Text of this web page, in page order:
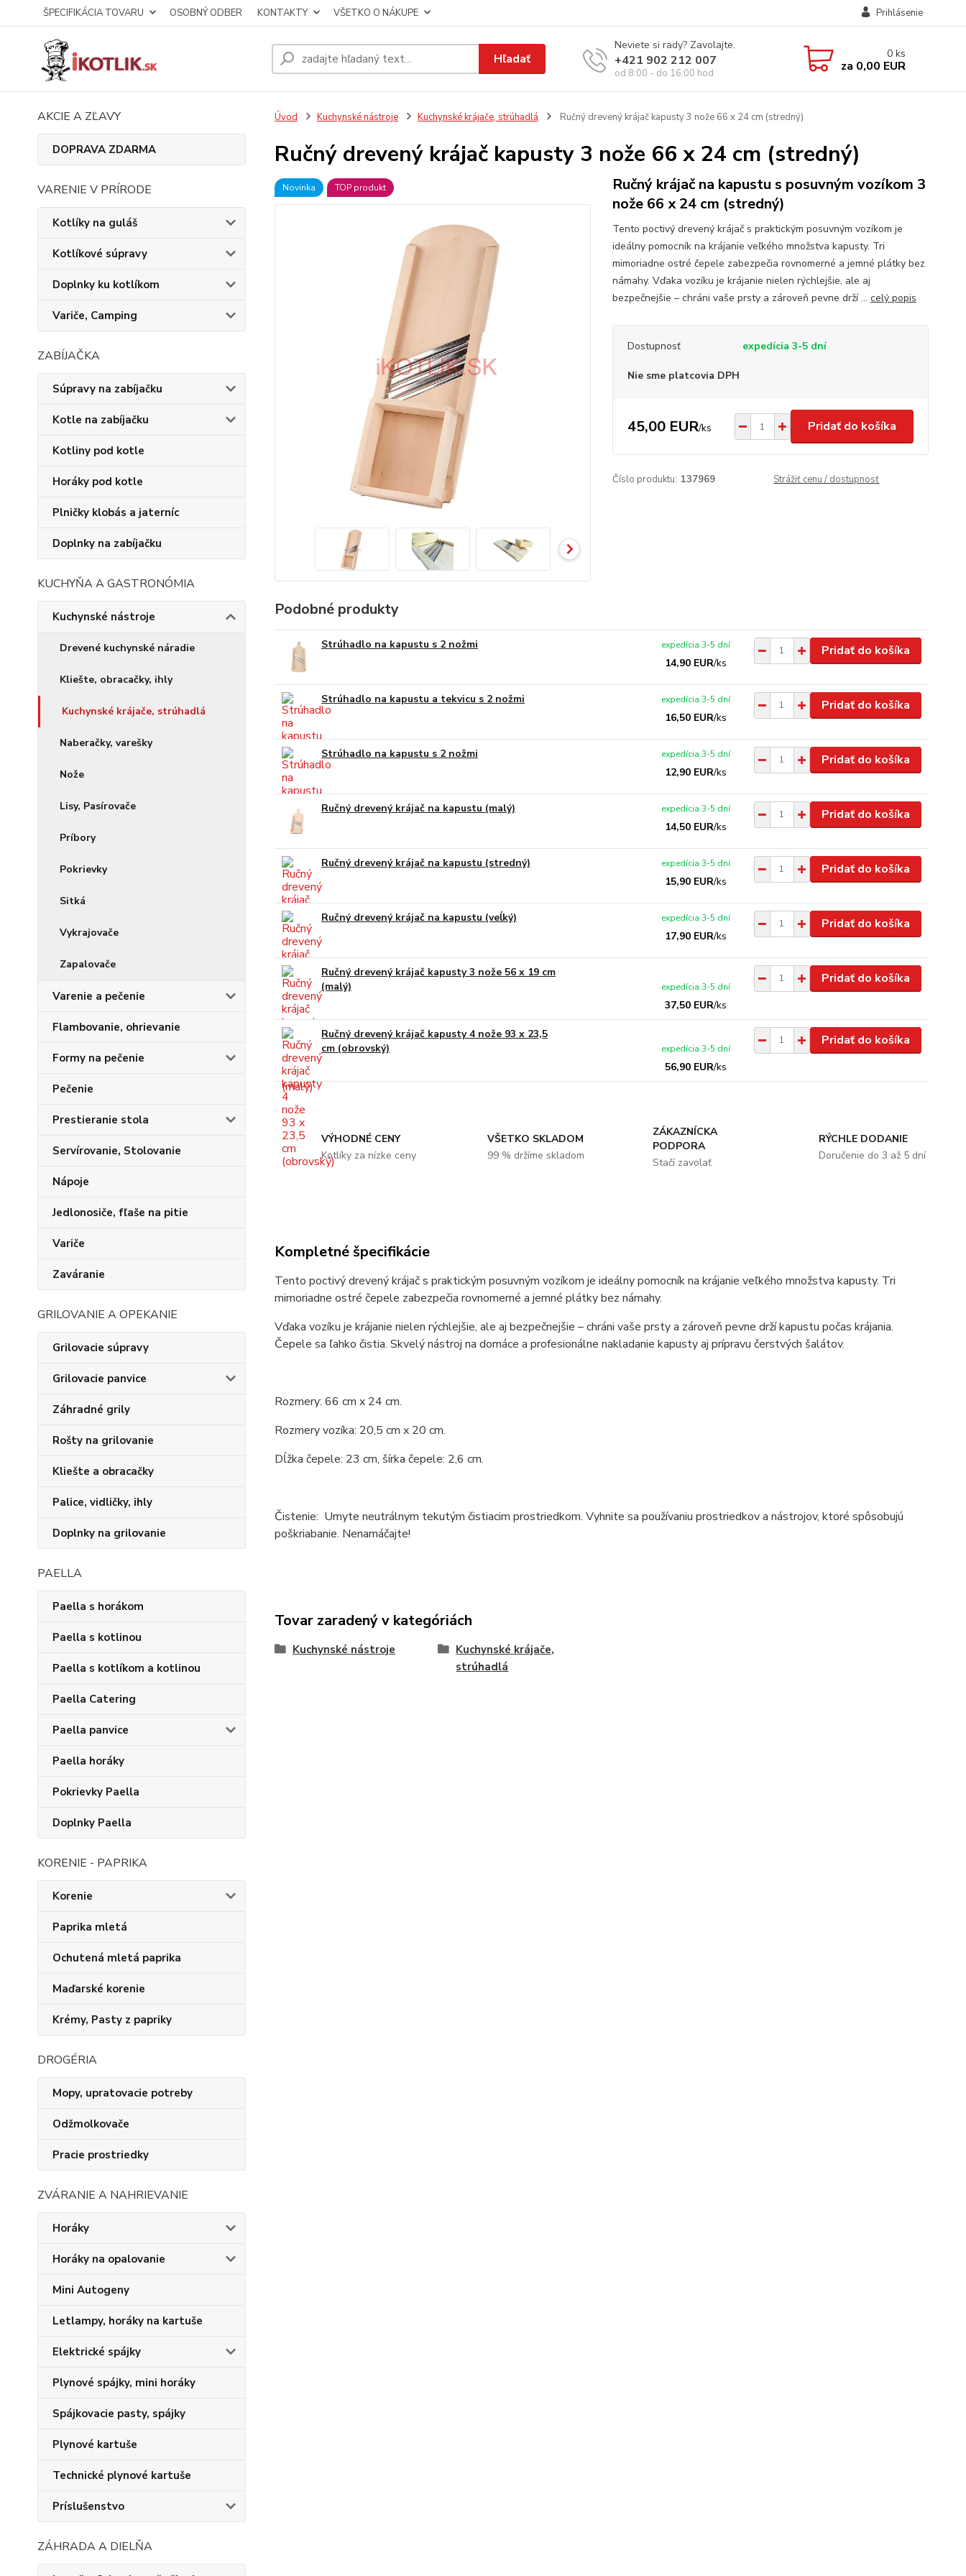
ŠPECIFIKÁCIA TOVARU OSOBNÝ ODBER KONTAKTY VŠETKO O NÁKUPE Prihlásenie
Hľadať
Neviete si rady? Zavolajte.
+421 902 212 007
od 8:00 - do 16:00 hod
0 ks
za 0,00 EUR
AKCIE A ZĽAVY
DOPRAVA ZDARMA
VARENIE V PRÍRODE
Kotlíky na guláš
Kotlíkové súpravy
Doplnky ku kotlíkom
Variče, Camping
ZABÍJAČKA
Súpravy na zabíjačku
Kotle na zabíjačku
Kotliny pod kotle
Horáky pod kotle
Plničky klobás a jaterníc
Doplnky na zabíjačku
KUCHYŇA A GASTRONÓMIA
Kuchynské nástroje
Drevené kuchynské náradie
Kliešte, obracačky, ihly
Kuchynské krájače, strúhadlá
Naberačky, varešky
Nože
Lisy, Pasírovače
Príbory
Pokrievky
Sitká
Vykrajovače
Zapalovače
Varenie a pečenie
Flambovanie, ohrievanie
Formy na pečenie
Pečenie
Prestieranie stola
Servírovanie, Stolovanie
Nápoje
Jedlonosiče, fľaše na pitie
Variče
Zaváranie
GRILOVANIE A OPEKANIE
Grilovacie súpravy
Grilovacie panvice
Záhradné grily
Rošty na grilovanie
Kliešte a obracačky
Palice, vidličky, ihly
Doplnky na grilovanie
PAELLA
Paella s horákom
Paella s kotlinou
Paella s kotlíkom a kotlinou
Paella Catering
Paella panvice
Paella horáky
Pokrievky Paella
Doplnky Paella
KORENIE - PAPRIKA
Korenie
Paprika mletá
Ochutená mletá paprika
Maďarské korenie
Krémy, Pasty z papriky
DROGÉRIA
Mopy, upratovacie potreby
Odžmolkovače
Pracie prostriedky
ZVÁRANIE A NAHRIEVANIE
Horáky
Horáky na opalovanie
Mini Autogeny
Letlampy, horáky na kartuše
Elektrické spájky
Plynové spájky, mini horáky
Spájkovacie pasty, spájky
Plynové kartuše
Technické plynové kartuše
Príslušenstvo
ZÁHRADA A DIELŇA
Úvod Kuchynské nástroje Kuchynské krájače, strúhadlá Ručný drevený krájač kapusty 3 nože 66 x 24 cm (stredný)
Ručný drevený krájač kapusty 3 nože 66 x 24 cm (stredný)
Novinka TOP produkt
Ručný krájač na kapustu s posuvným vozíkom 3
nože 66 x 24 cm (stredný)
Tento poctivý drevený krájač s praktickým posuvným vozíkom je
ideálny pomocník na krájanie veľkého množstva kapusty. Tri
mimoriadne ostré čepele zabezpečia rovnomerné a jemné plátky bez
námahy. Vďaka vozíku je krájanie nielen rýchlejšie, ale aj
bezpečnejšie – chráni vaše prsty a zároveň pevne drží ... celý popis
Dostupnosť expedícia 3-5 dní
Nie sme platcovia DPH
45,00 EUR/ks Pridať do košíka
Číslo produktu: 137969 Strážiť cenu / dostupnosť
Podobné produkty
Strúhadlo na kapustu s 2 nožmi
14,90 EUR/ks
expedícia 3-5 dní Pridať do košíka
Strúhadlo na kapustu a tekvicu s 2 nožmi
16,50 EUR/ks
expedícia 3-5 dní Pridať do košíka
Strúhadlo na kapustu s 2 nožmi
12,90 EUR/ks
expedícia 3-5 dní Pridať do košíka
Ručný drevený krájač na kapustu (malý)
14,50 EUR/ks
expedícia 3-5 dní Pridať do košíka
Ručný drevený krájač na kapustu (stredný)
15,90 EUR/ks
expedícia 3-5 dní Pridať do košíka
Ručný drevený krájač na kapustu (veĺký)
17,90 EUR/ks
expedícia 3-5 dní Pridať do košíka
Ručný drevený krájač kapusty 3 nože 56 x 19 cm
(malý)
37,50 EUR/ks
expedícia 3-5 dní
Pridať do košíka
Ručný drevený krájač kapusty 4 nože 93 x 23,5
cm (obrovský)
56,90 EUR/ks
expedícia 3-5 dní
Pridať do košíka
VÝHODNÉ CENY
Kotlíky za nízke ceny
VŠETKO SKLADOM
99 % držíme skladom
ZÁKAZNÍCKA
PODPORA
Stačí zavolať
RÝCHLE DODANIE
Doručenie do 3 až 5 dní
Kompletné špecifikácie
Tento poctivý drevený krájač s praktickým posuvným vozíkom je ideálny pomocník na krájanie veľkého množstva kapusty. Tri
mimoriadne ostré čepele zabezpečia rovnomerné a jemné plátky bez námahy.
Vďaka vozíku je krájanie nielen rýchlejšie, ale aj bezpečnejšie – chráni vaše prsty a zároveň pevne drží kapustu počas krájania.
Čepele sa ľahko čistia. Skvelý nástroj na domáce a profesionálne nakladanie kapusty aj prípravu čerstvých šalátov.
Rozmery: 66 cm x 24 cm.
Rozmery vozíka: 20,5 cm x 20 cm.
Dĺžka čepele: 23 cm, šírka čepele: 2,6 cm.
Čistenie: Umyte neutrálnym tekutým čistiacim prostriedkom. Vyhnite sa používaniu prostriedkov a nástrojov, ktoré spôsobujú
poškriabanie. Nenamáčajte!
Tovar zaradený v kategóriách
Kuchynské nástroje
Kuchynské krájače,
strúhadlá